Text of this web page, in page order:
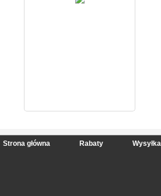
Strona główna Rabaty Wysyłka